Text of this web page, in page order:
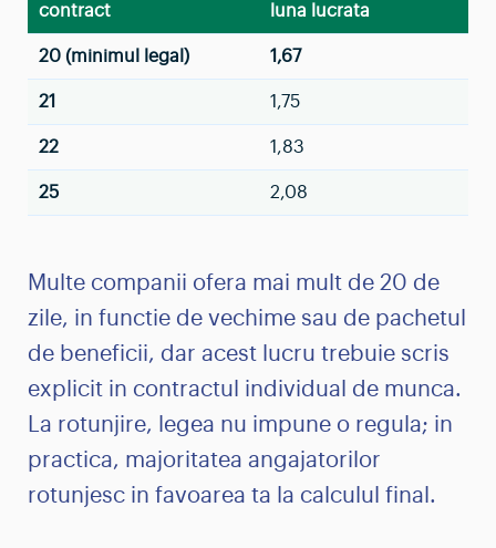
contract
luna lucrata
20 (minimul legal) 1,67
21 1,75
22 1,83
25 2,08
Multe companii ofera mai mult de 20 de
zile, in functie de vechime sau de pachetul
de beneficii, dar acest lucru trebuie scris
explicit in contractul individual de munca.
La rotunjire, legea nu impune o regula; in
practica, majoritatea angajatorilor
rotunjesc in favoarea ta la calculul final.